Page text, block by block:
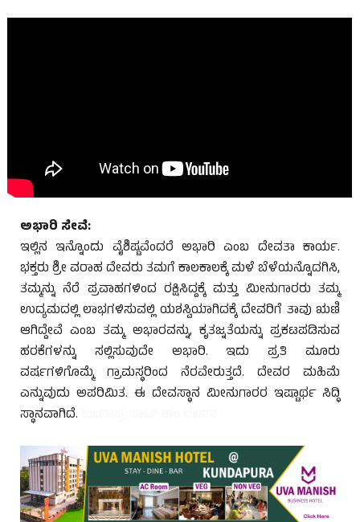
ಅಭಾರಿ ಸೇವೆ:
ಇಲ್ಲಿನ ಇನ್ನೊಂದು ವೈಶಿಷ್ಟವೆಂದರೆ ಅಭಾರಿ ಎಂಬ ದೇವತಾ ಕಾರ್ಯ.
ಭಕ್ತರು ಶ್ರೀ ವರಾಹ ದೇವರು ತಮಗೆ ಕಾಲಕಾಲಕ್ಕೆ ಮಳೆ ಬೆಳೆಯನ್ನೊದಗಿಸಿ,
ತಮ್ಮನ್ನು ನೆರೆ ಪ್ರವಾಹಗಳಿಂದ ರಕ್ಷಿಸಿದ್ದಕ್ಕೆ ಮತ್ತು ಮೀನುಗಾರರು ತಮ್ಮ
ಉದ್ಯಮದಲ್ಲಿ ಲಾಭಗಳಿಸುವಲ್ಲಿ ಯಶಸ್ವಿಯಾಗಿದಕ್ಕೆ ದೇವರಿಗೆ ತಾವು ಋಣಿ
ಆಗಿದ್ದೇವೆ ಎಂಬ ತಮ್ಮ ಅಭಾರವನ್ನು, ಕೃತಜ್ನತೆಯನ್ನು ಪ್ರಕಟಪಡಿಸುವ
ಹರಕೆಗಳನ್ನು ಸಲ್ಲಿಸುವುದೇ ಅಭಾರಿ. ಇದು ಪ್ರತಿ ಮೂರು
ವರ್ಷಗಳಿಗೊಮ್ಮೆ ಗ್ರಾಮಸ್ಥರಿಂದ ನೆರವೇರುತ್ತದೆ. ದೇವರ ಮಹಿಮೆ
ಎನ್ನುವುದು ಅಪರಿಮಿತ. ಈ ದೇವಸ್ಥಾನ ಮೀನುಗಾರರ ಇಷ್ಟಾರ್ಥ ಸಿದ್ಧಿ
ಸ್ಥಾನವಾಗಿದೆ.